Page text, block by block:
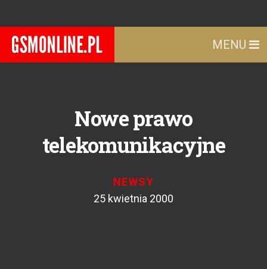
MENU
Nowe prawo
telekomunikacyjne
NEWSY
25 kwietnia 2000